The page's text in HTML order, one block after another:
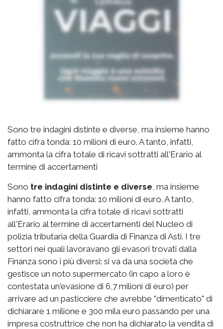
Sono tre indagini distinte e diverse, ma insieme hanno
fatto cifra tonda: 10 milioni di euro. A tanto, infatti,
ammonta la cifra totale di ricavi sottratti all'Erario al
termine di accertamenti
Sono tre indagini distinte e diverse , ma insieme
hanno fatto cifra tonda: 10 milioni di euro. A tanto,
infatti, ammonta la cifra totale di ricavi sottratti
all'Erario al termine di accertamenti del Nucleo di
polizia tributaria della Guardia di Finanza di Asti. I tre
settori nei quali lavoravano gli evasori trovati dalla
Finanza sono i più diversi: si va da una società che
gestisce un noto supermercato (in capo a loro è
contestata un'evasione di 6,7 milioni di euro) per
arrivare ad un pasticciere che avrebbe "dimenticato" di
dichiarare 1 milione e 300 mila euro passando per una
impresa costruttrice che non ha dichiarato la vendita di